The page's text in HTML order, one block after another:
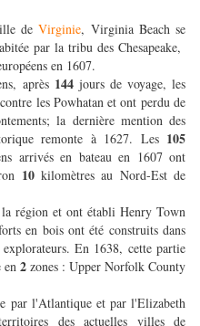
deVirginie, Virginia Beach se
par la tribu des Chesapeake,
en 1607.
après 144 jours de voyage, les
les Powhatan et ont perdu de
la dernière mention des
remonte à 1627. Les 105
arrivés en bateau en 1607 ont
10kilomètres au Nord-Est de
région et ont établi Henry Town
en bois ont été construits dans
En 1638, cette partie
en 2 zones : Upper Norfolk County
par l'Atlantique et par l'Elizabeth
des actuelles villes de